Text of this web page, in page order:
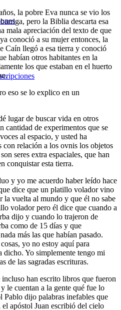
la pobre Eva nunca se vio los
pero la Biblia descarta esa
mala apreciación del texto de que
conoció a su mujer entonces, la
Caín llegó a esa tierra y conoció
habían otros habitantes en la
los que estaban en el huerto
eso se lo explico en un
lugar de buscar vida en otros
cantidad de experimentos que se
al espacio, y usted ha
con relación a los ovnis los objetos
seres extra espaciales, que han
conquistar esta tierra.
y yo me acuerdo haber leído hace
dice que un platillo volador vino
la vuelta al mundo y que él no sabe
volador pero él dice que cuando a
dijo y cuando lo trajeron de
como de 15 días y que
más las que habían pasado.
yo no estoy aquí para
dicho. Yo simplemente tengo mi
de las sagradas escrituras.
incluso han escrito libros que fueron
le cuentan a la gente qué fue lo
Pablo dijo palabras inefables que
apóstol Juan escribió del cielo